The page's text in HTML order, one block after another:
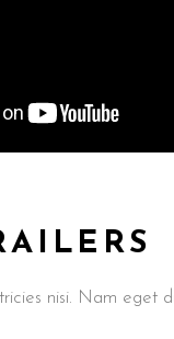
nisi. Nam eget